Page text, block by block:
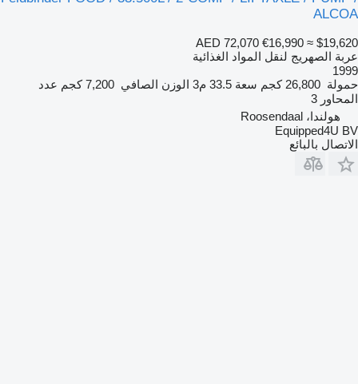
ALCOA
AED 72,070 €16,990 ≈ $19,620
عربة الصهريج لنقل المواد الغذائية
1999
حمولة 26,800 كجم سعة 33.5 م3 الوزن الصافي 7,200 كجم
عدد
المحاور 3
هولندا، Roosendaal
Equipped4U BV
الاتصال بالبائع